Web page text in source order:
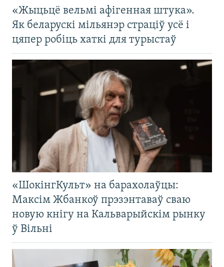
«Жыцьцё вельмі афігенная штука».
Як беларускі мільянэр страціў усё і
цяпер робіць хаткі для турыстаў
«ШокінгКульт» на барахолаўцы:
Максім Жбанкоў прэзэнтаваў сваю
новую кнігу на Кальварыйскім рынку
ў Вільні